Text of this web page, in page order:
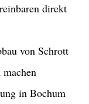
direkt
von Schrott
in Bochum